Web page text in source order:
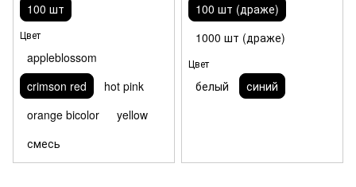
100 шт
Цвет
appleblossom
crimson red
hot pink
orange bicolor
yellow
смесь
100 шт (драже)
1000 шт (драже)
Цвет
белый синий